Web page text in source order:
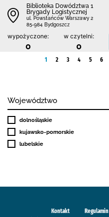
Biblioteka Dowództwa 1
Brygady Logistycznej
ul. Powstańców Warszawy 2
85-984 Bydgoszcz
wypożyczone:
0
w czytelni:
0
1 2 3 4 5 6
Województwo
dolnośląskie
kujawsko-pomorskie
lubelskie
Kontakt Regulamin